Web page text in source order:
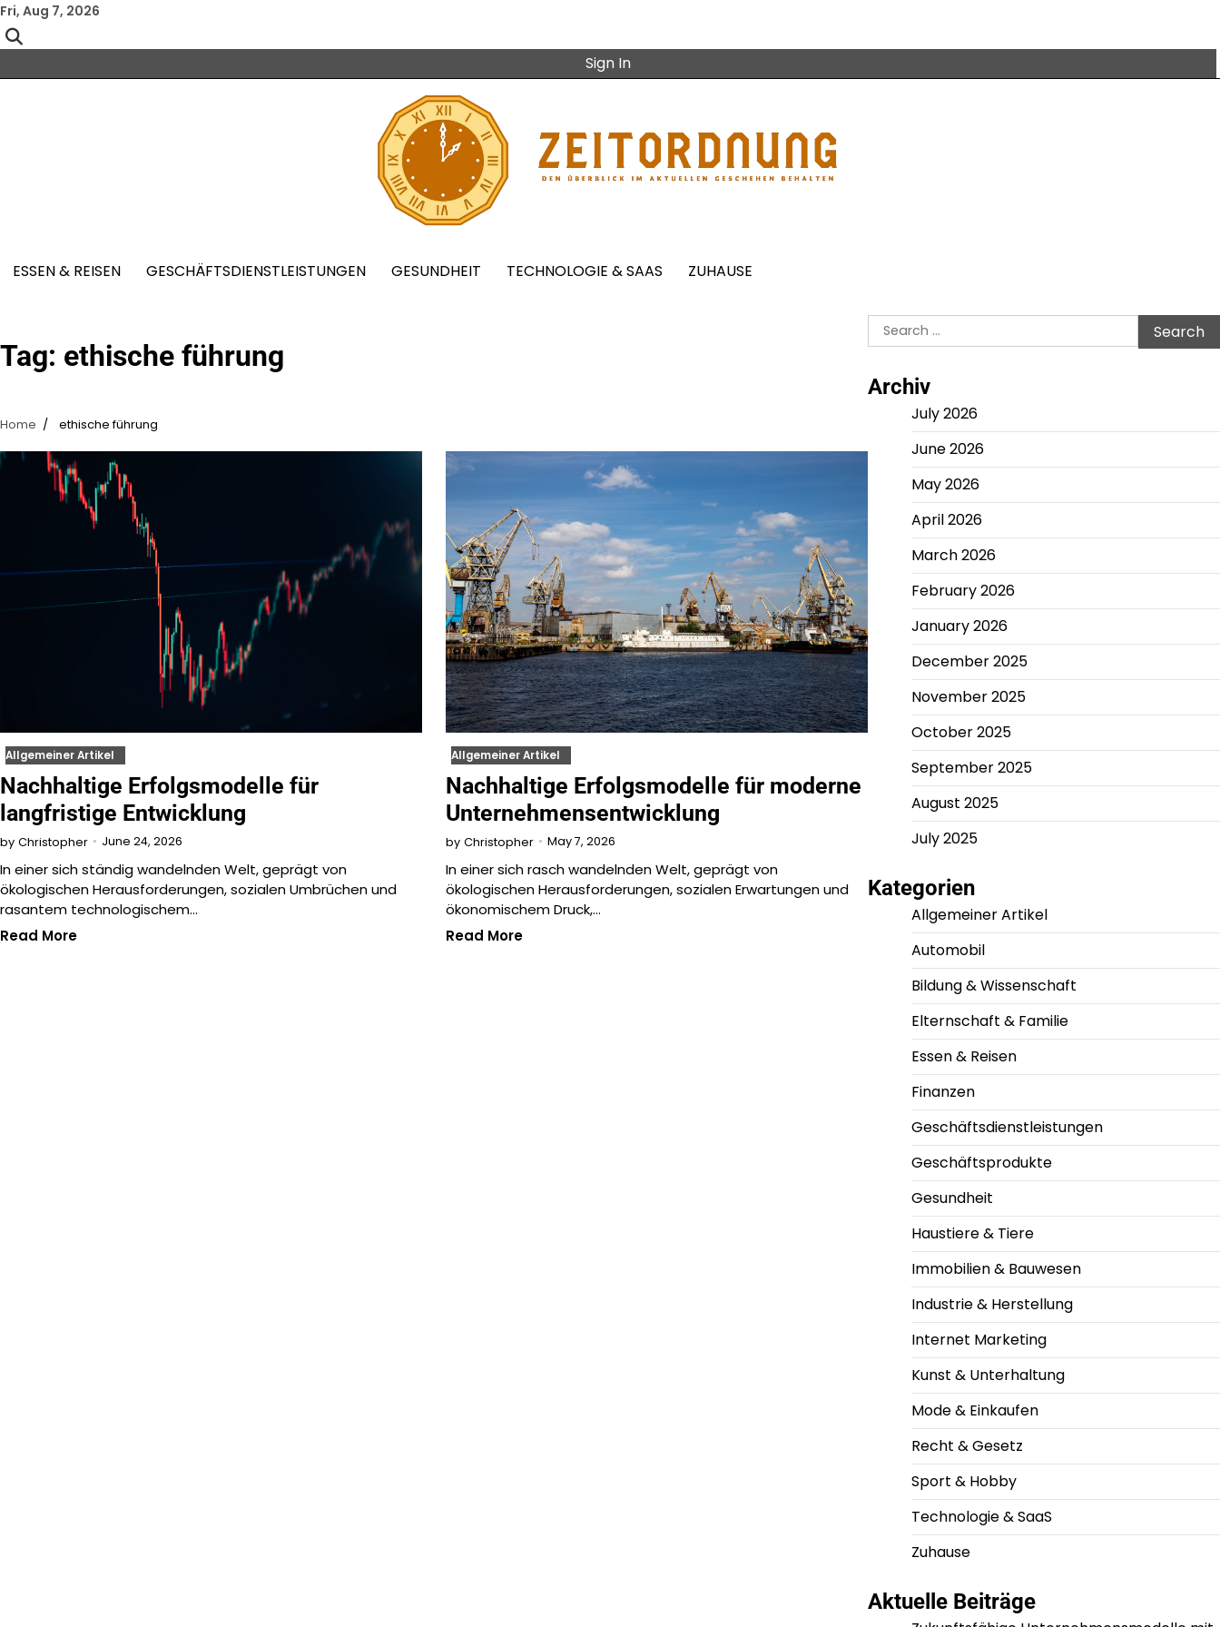
Skip
to
content
Fri, Aug 7, 2026
Sign In
ESSEN & REISEN GESCHÄFTSDIENSTLEISTUNGEN GESUNDHEIT TECHNOLOGIE & SAAS ZUHAUSE
Tag: ethische führung
Home ethische führung
Allgemeiner Artikel
Nachhaltige Erfolgsmodelle für
langfristige Entwicklung
by Christopher June 24, 2026
In einer sich ständig wandelnden Welt, geprägt von
ökologischen Herausforderungen, sozialen Umbrüchen und
rasantem technologischem…
Read More
Allgemeiner Artikel
Nachhaltige Erfolgsmodelle für moderne
Unternehmensentwicklung
by Christopher May 7, 2026
In einer sich rasch wandelnden Welt, geprägt von
ökologischen Herausforderungen, sozialen Erwartungen und
ökonomischem Druck,…
Read More
Search
for:
Archiv
July 2026
June 2026
May 2026
April 2026
March 2026
February 2026
January 2026
December 2025
November 2025
October 2025
September 2025
August 2025
July 2025
Kategorien
Allgemeiner Artikel
Automobil
Bildung & Wissenschaft
Elternschaft & Familie
Essen & Reisen
Finanzen
Geschäftsdienstleistungen
Geschäftsprodukte
Gesundheit
Haustiere & Tiere
Immobilien & Bauwesen
Industrie & Herstellung
Internet Marketing
Kunst & Unterhaltung
Mode & Einkaufen
Recht & Gesetz
Sport & Hobby
Technologie & SaaS
Zuhause
Aktuelle Beiträge